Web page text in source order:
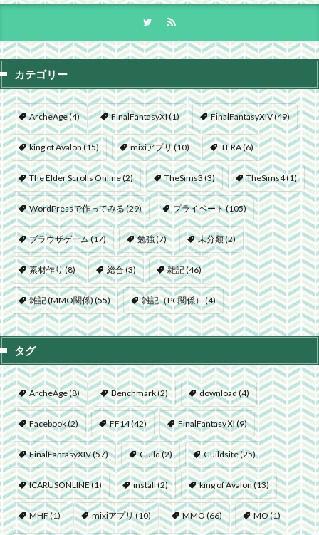
カテゴリー
ArcheAge(4) FinalFantasyXI(1) FinalFantasyXIV(49)
king of Avalon(15) mixiアプリ(10) TERA(6)
The Elder Scrolls Online(2) TheSims3(3) TheSims4(1)
WordPressで作ってみる(29) プライベート(105)
ブラウザゲーム(17) 勉強(7) 未分類(2)
素材作り(8) 総合(3) 雑記(46)
雑記 (MMO関係)(55) 雑記（PC関係）(4)
タグ
ArcheAge(8) Benchmark(2) download(4)
Facebook(2) FF14(42) FinalFantasyⅪ(9)
FinalFantasyXIV(57) Guild(2) Guildsite(25)
ICARUSONLINE(1) install(2) king of Avalon(13)
MHF(1) mixiアプリ(10) MMO(66) MO(1)